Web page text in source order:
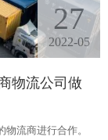
27
2022-05
物流公司做
流商进行合作。